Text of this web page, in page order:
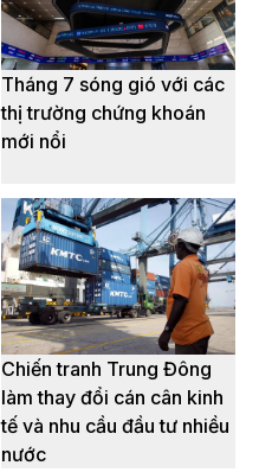
Tháng 7 sóng gió với các
thị trường chứng khoán
mới nổi
Chiến tranh Trung Đông
làm thay đổi cán cân kinh
tế và nhu cầu đầu tư nhiều
nước